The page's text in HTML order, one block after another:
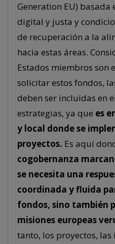
Generation EU) basada
digital y justa y
de recuperación a la
hacia estas áreas.
Estados miembros son
solicitar estos fondos,
deben ser incluidas en
estrategias, ya que es
y local donde se
proyectos. Es aquí
cogobernanza
se necesita una
coordinada y fluida
fondos, sino también
misiones europeas
tanto, los proyectos, las